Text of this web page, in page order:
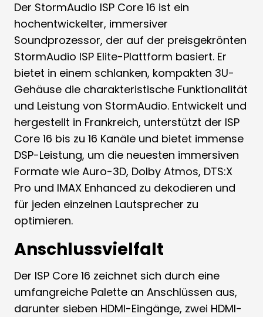
Der StormAudio ISP Core 16 ist ein
hochentwickelter, immersiver
Soundprozessor, der auf der preisgekrönten
StormAudio ISP Elite-Plattform basiert. Er
bietet in einem schlanken, kompakten 3U-
Gehäuse die charakteristische Funktionalität
und Leistung von StormAudio. Entwickelt und
hergestellt in Frankreich, unterstützt der ISP
Core 16 bis zu 16 Kanäle und bietet immense
DSP-Leistung, um die neuesten immersiven
Formate wie Auro-3D, Dolby Atmos, DTS:X
Pro und IMAX Enhanced zu dekodieren und
für jeden einzelnen Lautsprecher zu
optimieren.
Anschlussvielfalt
Der ISP Core 16 zeichnet sich durch eine
umfangreiche Palette an Anschlüssen aus,
darunter sieben HDMI-Eingänge, zwei HDMI-